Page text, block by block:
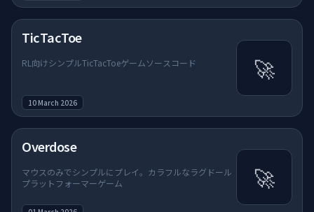
TicTacToe
RL向けシンプルTicTacToeゲームソースコード
10 March 2026
🚀
Overdose
マウスのみでシンプルにプレイ。カラフルなラグドール
プラットフォーマーゲーム
🚀